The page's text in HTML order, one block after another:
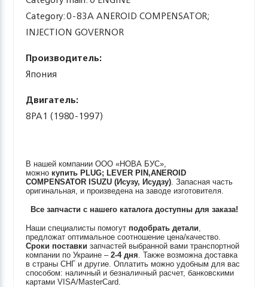
Category: 0-83A ANEROID COMPENSATOR;
INJECTION GOVERNOR
Производитель:
Япония
Двигатель:
8PA1 (1980-1997)
В нашей компании ООО «НОВА БУС»,
можно купить PLUG; LEVER PIN,ANEROID
COMPENSATOR ISUZU (Исузу, Исудзу). Запасная часть
оригинальная, и произведена на заводе изготовителя.
Все запчасти с нашего каталога доступны для заказа!
Наши специалисты помогут подобрать детали,
предложат оптимальное соотношение цена/качество.
Сроки поставки запчастей выбранной вами транспортной
компании по Украине –2-4 дня. Также возможна доставка
в страны СНГ и другие. Оплатить можно удобным для вас
способом: наличный и безналичный расчет, банковскими
картами VISA/MasterCard.